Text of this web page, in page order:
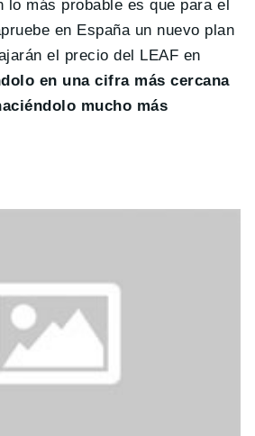
más probable es que para el
en España un nuevo plan
el precio del LEAF en
en una cifra más cercana
mucho más